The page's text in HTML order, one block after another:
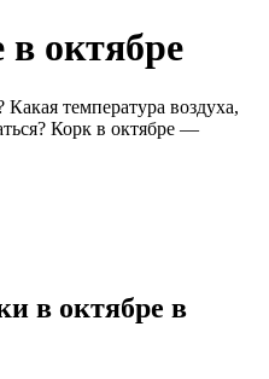
октябре
температура воздуха,
Корк в октябре —
в октябре в